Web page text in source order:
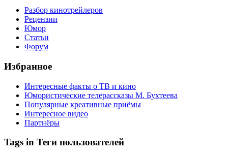
Разбор кинотрейлеров
Рецензии
Юмор
Статьи
Форум
Избранное
Интересные факты о ТВ и кино
Юмористические телерассказы М. Бухтеева
Популярные креативные приёмы
Интересное видео
Партнёры
Tags in Теги пользователей